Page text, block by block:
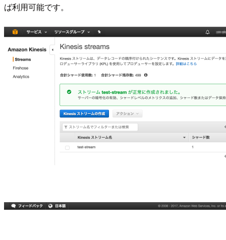
ば利用可能です。